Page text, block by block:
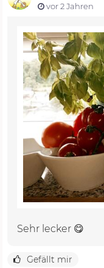
vor 2 Jahren
Sehr lecker 😋
Gefällt mir